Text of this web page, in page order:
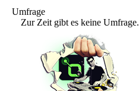
Umfrage
Zur Zeit gibt es keine Umfrage.